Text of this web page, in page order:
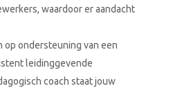
waardoor er aandacht
op ondersteuning van een
leidinggevende
coach staat jouw